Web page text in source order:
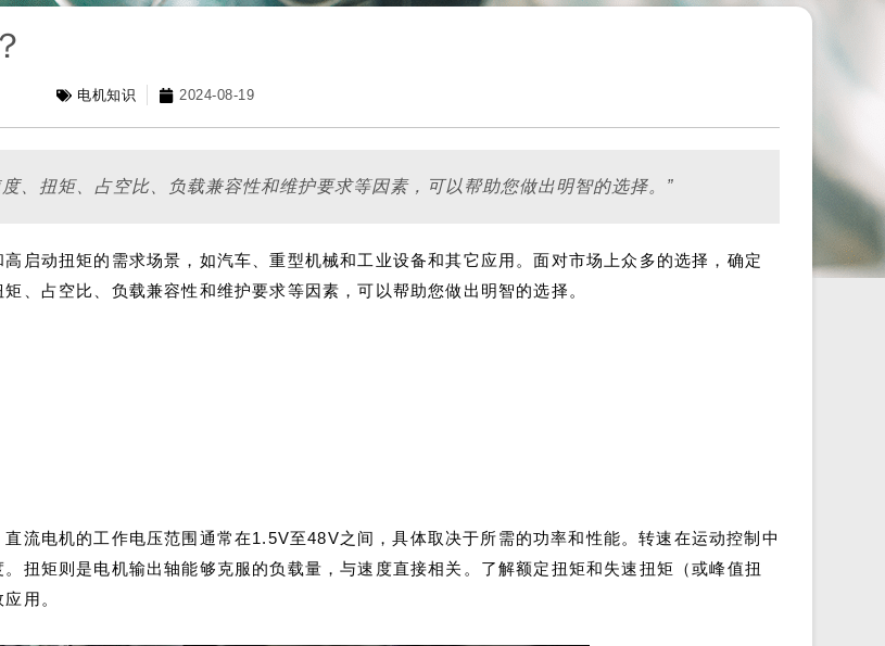
电机知识 2024-08-19
、扭矩、占空比、负载兼容性和维护要求等因素，可以帮助您做出明智的选择。”
启动扭矩的需求场景，如汽车、重型机械和工业设备和其它应用。面对市场上众多的选择，确定
、占空比、负载兼容性和维护要求等因素，可以帮助您做出明智的选择。
流电机的工作电压范围通常在1.5V至48V之间，具体取决于所需的功率和性能。转速在运动控制中
扭矩则是电机输出轴能够克服的负载量，与速度直接相关。了解额定扭矩和失速扭矩（或峰值扭
用。